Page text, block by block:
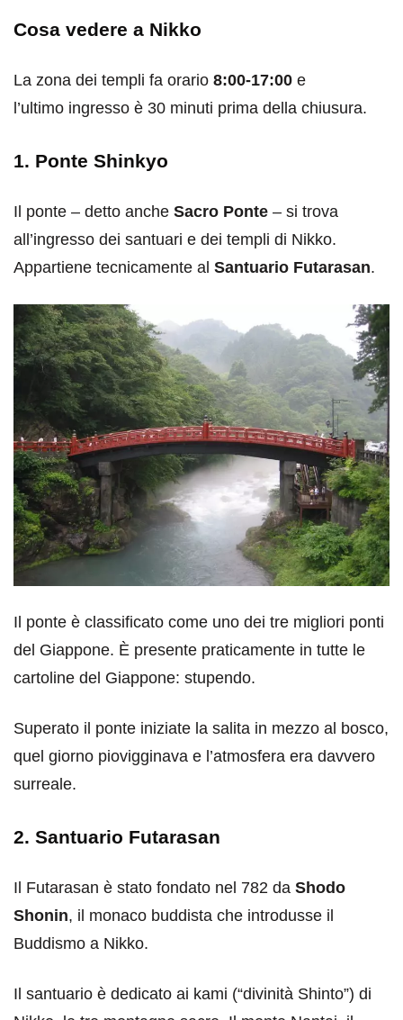
Cosa vedere a Nikko
La zona dei templi fa orario 8:00-17:00 e
l’ultimo ingresso è 30 minuti prima della chiusura.
1. Ponte Shinkyo
Il ponte – detto anche Sacro Ponte – si trova
all’ingresso dei santuari e dei templi di Nikko.
Appartiene tecnicamente al Santuario Futarasan.
Il ponte è classificato come uno dei tre migliori ponti
del Giappone. È presente praticamente in tutte le
cartoline del Giappone: stupendo.
Superato il ponte iniziate la salita in mezzo al bosco,
quel giorno piovigginava e l’atmosfera era davvero
surreale.
2. Santuario Futarasan
Il Futarasan è stato fondato nel 782 da Shodo
Shonin, il monaco buddista che introdusse il
Buddismo a Nikko.
Il santuario è dedicato ai kami (“divinità Shinto”) di